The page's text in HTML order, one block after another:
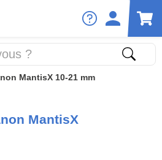
MantisX 10-21 mm
MantisX